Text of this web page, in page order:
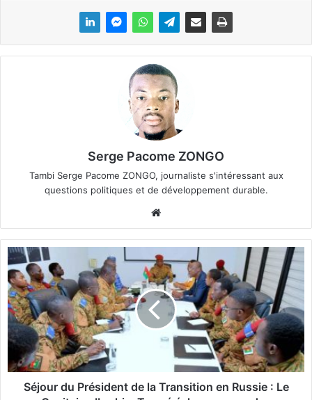
Serge Pacome ZONGO
Tambi Serge Pacome ZONGO, journaliste s'intéressant aux
questions politiques et de développement durable.
bsi
te
S
é
j
o
u
r
d
P
Séjour du Président de la Transition en Russie : Le